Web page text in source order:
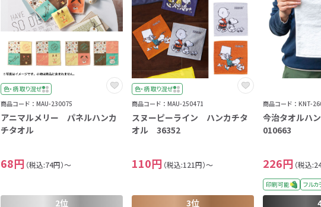
色・柄 取り混ぜ
商品コード：MAU-230075
アニマルメリー パネルハンカ
チタオル
68円 （税込:74円）～
2位
色・柄 取り混ぜ
商品コード：MAU-250471
スヌーピーライン ハンカチタ
オル 36352
110円 （税込:121円）～
3位
商品コード：KNT-
今治タオルハ
010663
226円 （税込
印刷可能 フル